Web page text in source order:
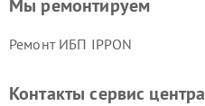
Мы ремонтируем
Ремонт ИБП IPPON
Контакты сервис центра